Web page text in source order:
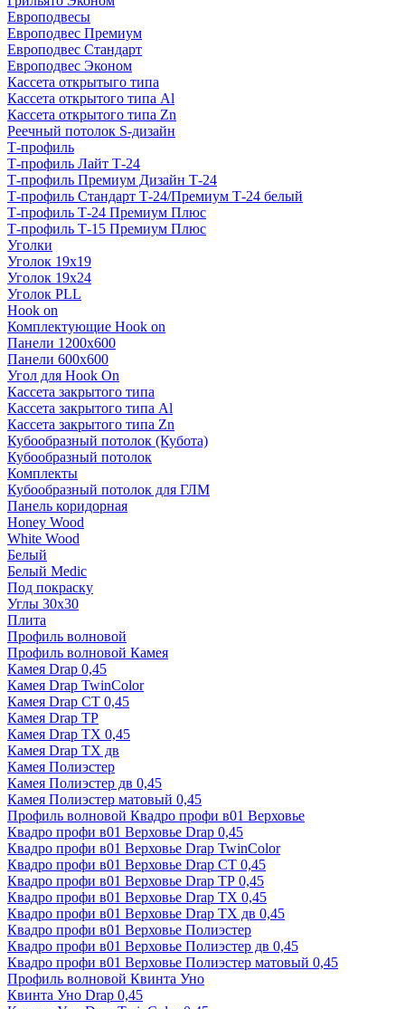
Европодвесы
Европодвес Премиум
Европодвес Стандарт
Европодвес Эконом
Кассета открытыго типа
Кассета открытого типа Al
Кассета открытого типа Zn
Реечный потолок S-дизайн
Т-профиль
Т-профиль Лайт Т-24
Т-профиль Премиум Дизайн Т-24
Т-профиль Стандарт Т-24/Премиум Т-24 белый
Т-профиль Т-24 Премиум Плюс
Т-профиль Т-15 Премиум Плюс
Уголки
Уголок 19х19
Уголок 19х24
Уголок PLL
Hook on
Комплектующие Hook on
Панели 1200х600
Панели 600х600
Угол для Hook On
Кассета закрытого типа
Кассета закрытого типа Al
Кассета закрытого типа Zn
Кубообразный потолок (Кубота)
Кубообразный потолок
Комплекты
Кубообразный потолок для ГЛМ
Панель коридорная
Honey Wood
White Wood
Белый
Белый Medic
Под покраску
Углы 30х30
Плита
Профиль волновой
Профиль волновой Камея
Камея Drap 0,45
Камея Drap TwinColor
Камея Drap СТ 0,45
Камея Drap ТР
Камея Drap ТХ 0,45
Камея Drap ТХ дв
Камея Полиэстер
Камея Полиэстер дв 0,45
Камея Полиэстер матовый 0,45
Профиль волновой Квадро профи в01 Верховье
Квадро профи в01 Верховье Drap 0,45
Квадро профи в01 Верховье Drap TwinColor
Квадро профи в01 Верховье Drap СТ 0,45
Квадро профи в01 Верховье Drap ТР 0,45
Квадро профи в01 Верховье Drap ТХ 0,45
Квадро профи в01 Верховье Drap ТХ дв 0,45
Квадро профи в01 Верховье Полиэстер
Квадро профи в01 Верховье Полиэстер дв 0,45
Квадро профи в01 Верховье Полиэстер матовый 0,45
Профиль волновой Квинта Уно
Квинта Уно Drap 0,45